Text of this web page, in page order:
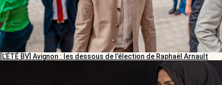
[L’ÉTÉ BV] Avignon : les dessous de l’élection de Raphaël Arnault